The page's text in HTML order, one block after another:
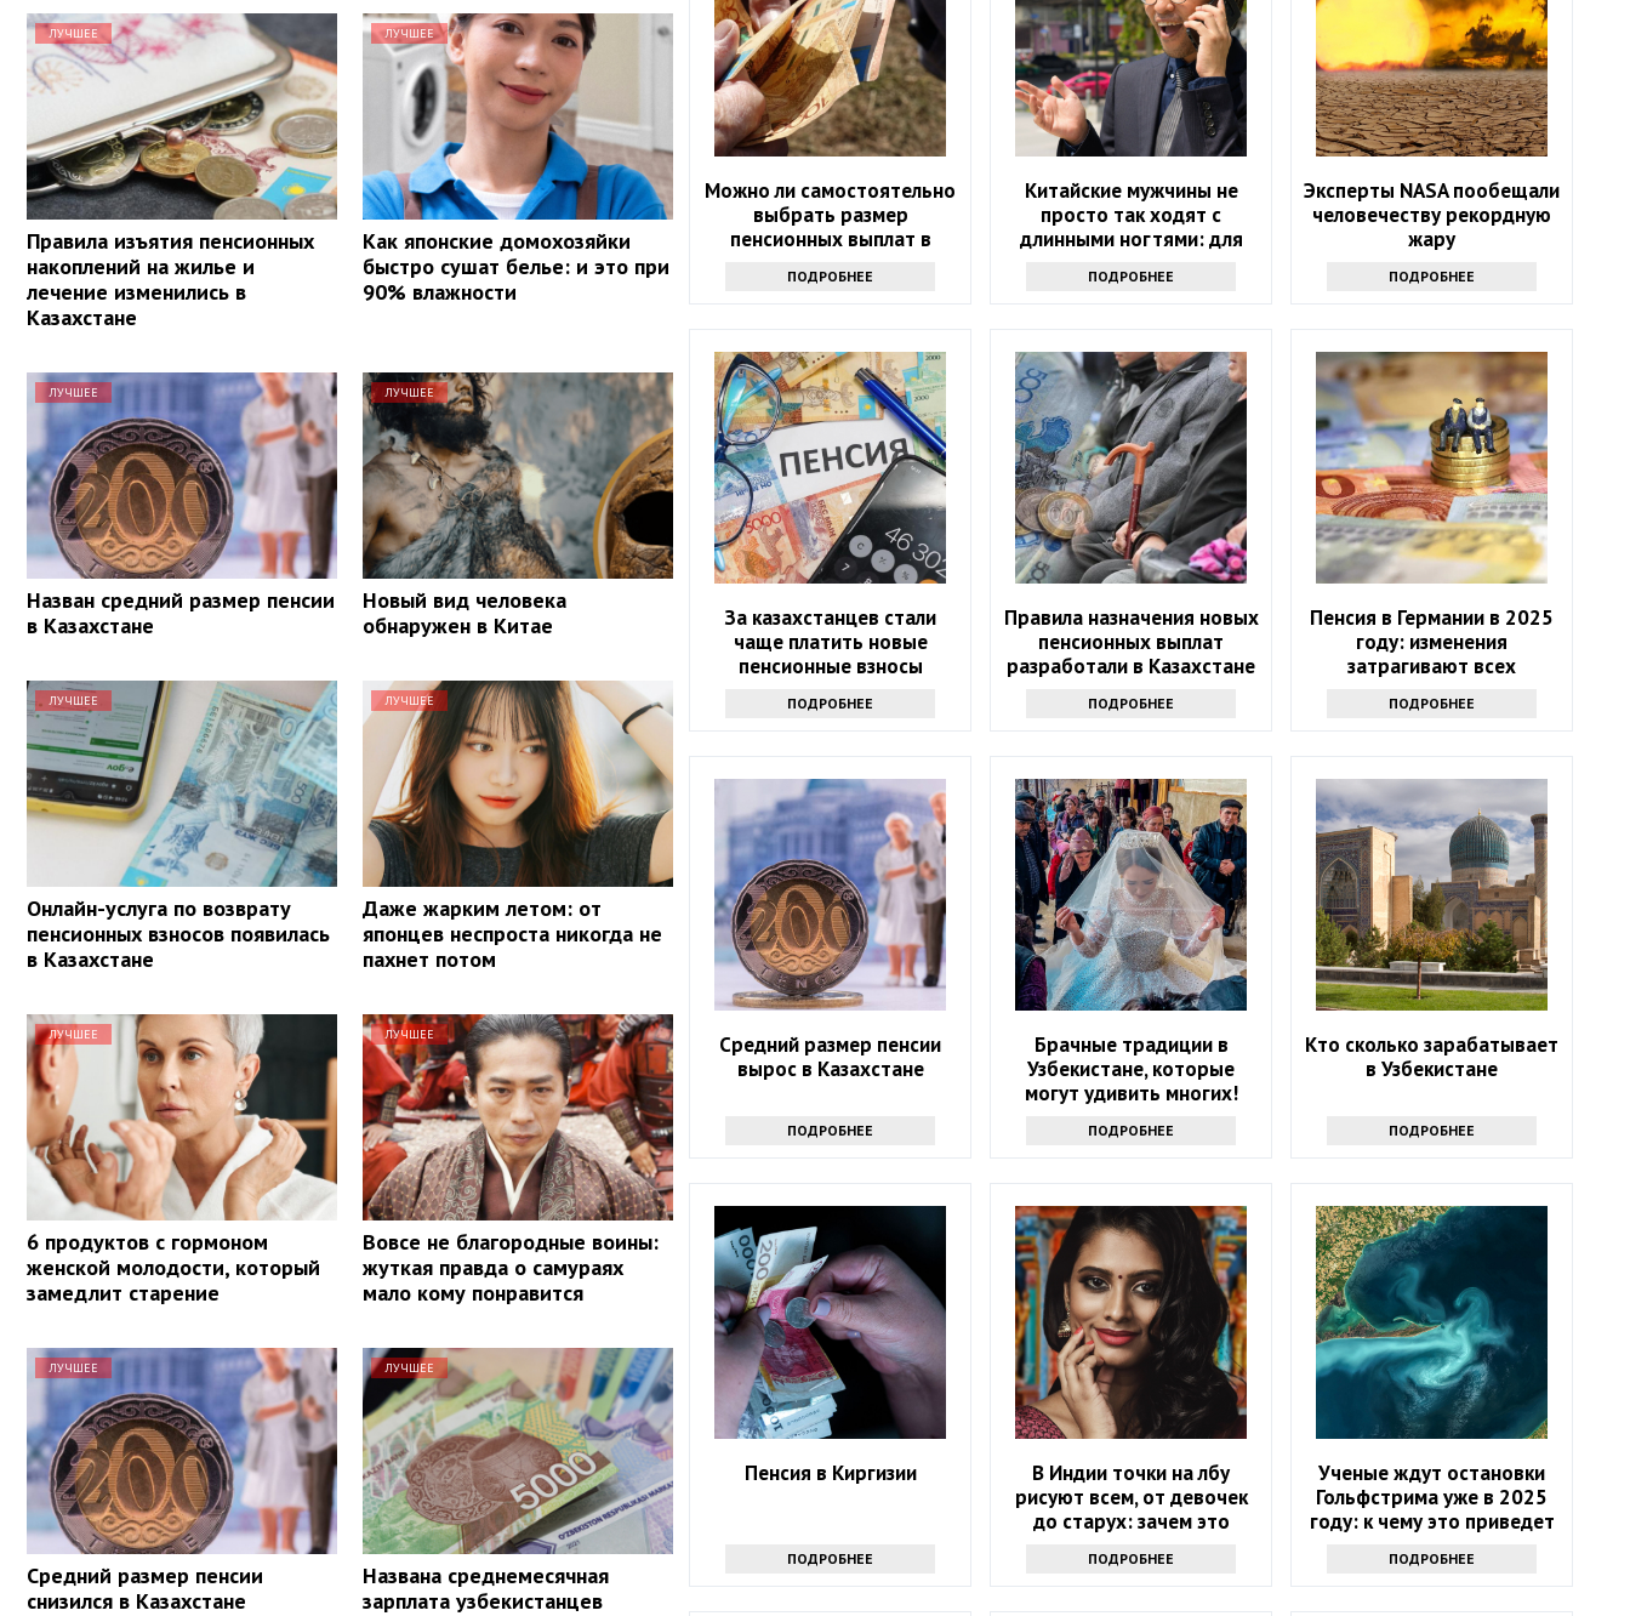
ЛУЧШЕЕ
Правила изъятия пенсионных
накоплений на жилье и
лечение изменились в
Казахстане
ЛУЧШЕЕ
Как японские домохозяйки
быстро сушат белье: и это при
90% влажности
ЛУЧШЕЕ
Назван средний размер пенсии
в Казахстане
ЛУЧШЕЕ
Новый вид человека
обнаружен в Китае
ЛУЧШЕЕ
Онлайн-услуга по возврату
пенсионных взносов появилась
в Казахстане
ЛУЧШЕЕ
Даже жарким летом: от
японцев неспроста никогда не
пахнет потом
ЛУЧШЕЕ
6 продуктов с гормоном
женской молодости, который
замедлит старение
ЛУЧШЕЕ
Вовсе не благородные воины:
жуткая правда о самураях
мало кому понравится
ЛУЧШЕЕ
Средний размер пенсии
снизился в Казахстане
ЛУЧШЕЕ
Названа среднемесячная
зарплата узбекистанцев
Можно ли самостоятельно
выбрать размер
пенсионных выплат в
ПОДРОБНЕЕ
Китайские мужчины не
просто так ходят с
длинными ногтями: для
ПОДРОБНЕЕ
Эксперты NASA пообещали
человечеству рекордную
жару
ПОДРОБНЕЕ
За казахстанцев стали
чаще платить новые
пенсионные взносы
ПОДРОБНЕЕ
Правила назначения новых
пенсионных выплат
разработали в Казахстане
ПОДРОБНЕЕ
Пенсия в Германии в 2025
году: изменения
затрагивают всех
ПОДРОБНЕЕ
Средний размер пенсии
вырос в Казахстане
ПОДРОБНЕЕ
Брачные традиции в
Узбекистане, которые
могут удивить многих!
ПОДРОБНЕЕ
Кто сколько зарабатывает
в Узбекистане
ПОДРОБНЕЕ
Пенсия в Киргизии
ПОДРОБНЕЕ
В Индии точки на лбу
рисуют всем, от девочек
до старух: зачем это
ПОДРОБНЕЕ
Ученые ждут остановки
Гольфстрима уже в 2025
году: к чему это приведет
ПОДРОБНЕЕ